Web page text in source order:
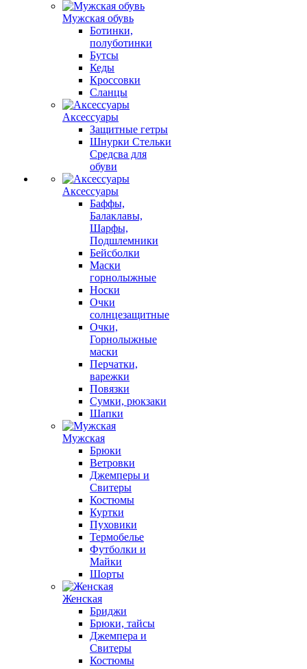
Мужская обувь
Ботинки,
полуботинки
Бутсы
Кеды
Кроссовки
Сланцы
Аксессуары
Защитные гетры
Шнурки Стельки
Средсва для
обуви
Аксессуары
Баффы,
Балаклавы,
Шарфы,
Подшлемники
Бейсболки
Маски
горнолыжные
Носки
Очки
солнцезащитные
Очки,
Горнолыжные
маски
Перчатки,
варежки
Повязки
Сумки, рюкзаки
Шапки
Мужская
Брюки
Ветровки
Джемперы и
Свитеры
Костюмы
Куртки
Пуховики
Термобелье
Футболки и
Майки
Шорты
Женская
Бриджи
Брюки, тайсы
Джемпера и
Свитеры
Костюмы